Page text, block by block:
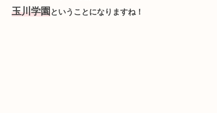
玉川学園ということになりますね！